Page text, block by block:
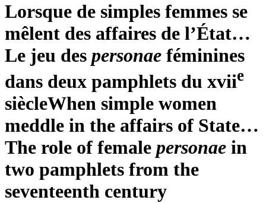
Lorsque de simples femmes se
mêlent des affaires de l’État…
Le jeu des personae féminines
dans deux pamphlets du xviie
siècleWhen simple women
meddle in the affairs of State…
The role of female personae in
two pamphlets from the
seventeenth century